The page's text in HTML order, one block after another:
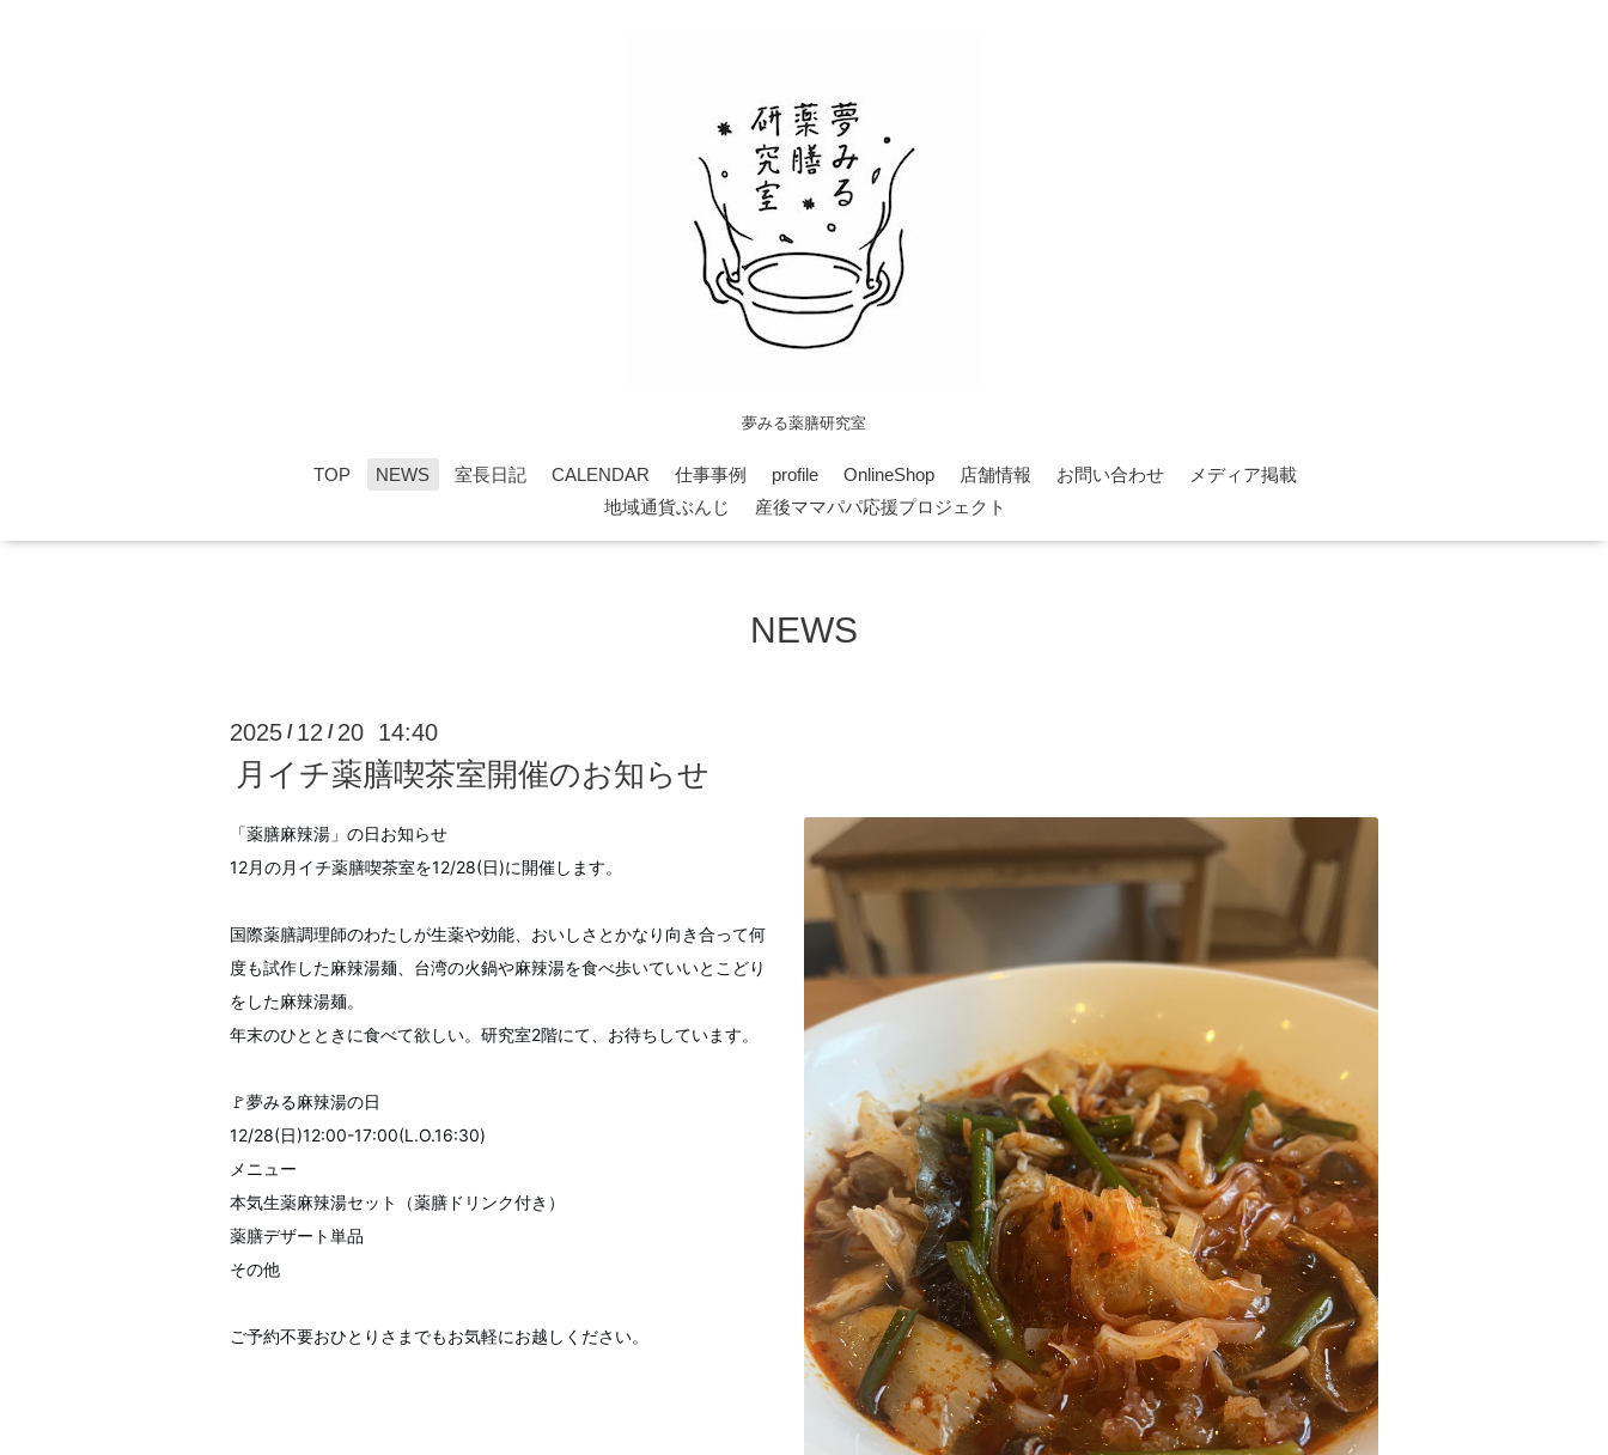
夢みる薬膳研究室
TOP NEWS 室長日記 CALENDAR 仕事事例 profile OnlineShop 店舗情報 お問い合わせ
メディア掲載
地域通貨ぶんじ
産後ママパパ応援プロジェクト
NEWS
2025 / 12 / 20 14:40
月イチ薬膳喫茶室開催のお知らせ
「薬膳麻辣湯」の日お知らせ
12月の月イチ薬膳喫茶室を12/28(日)に開催します。
国際薬膳調理師のわたしが生薬や効能、おいしさとかなり向き合って何
度も試作した麻辣湯麺、台湾の火鍋や麻辣湯を食べ歩いていいとこどり
をした麻辣湯麺。
年末のひとときに食べて欲しい。研究室2階にて、お待ちしています。
🚩夢みる麻辣湯の日
12/28(日)12:00-17:00(L.O.16:30)
メニュー
本気生薬麻辣湯セット（薬膳ドリンク付き）
薬膳デザート単品
その他
ご予約不要おひとりさまでもお気軽にお越しください。